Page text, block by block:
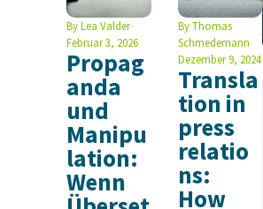
ByLea Valder
Februar 3, 2026
Propag
anda
und
Manipu
lation:
Wenn
ByThomas
Schmedemann
Dezember 9, 2024
Transla
tion in
press
relatio
ns:
How